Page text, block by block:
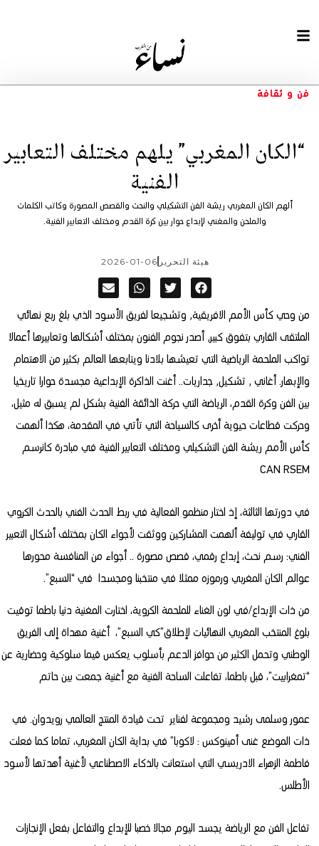
فن و ثقافة
“الكان المغربي” يلهم مختلف التعابير
الفنية
ألهم الكان المغربي ريشة الفن التشكيلي والنحت والقصص المصورة وكاتب الكلمات
والملحن والمغني لإبداع حوار بين كرة القدم ومختلف التعابير الفنية.
هيئة التحرير 2026-01-06
من وحي كأس الأمم الافريقية٬ وتشجيعا لفريق الأسود الذي بلغ ربع نهائي
الملتقى القاري بتفوق كبير٬ أصدر نجوم الفنون بمختلف أشكالها وتعابيرها أعمالا
تواكب الملحمة الرياضية التي تعيشها بلادنا ويتابعها العالم بكثير من الاهتمام
والإبهار. أغاني ٬ تشكيل٬ جداريات.. أغنت الذاكرة الإبداعية مجسدة حوارا تاريخيا
بين الفن وكرة القدم، الرياضة التي حركة الذائقة الفنية بشكل لم يسبق له مثيل،
وحركت قطاعات حيوية أخرى كالسياحة التي تأتي في المقدمة، هكذا ألهمت
كأس الأمم ريشة الفن التشكيلي ومختلف التعابير الفنية في مبادرة كانرسم
CAN RSEM
في دورتها الثالثة، إذ اختار منظمو الفعالية في ربط الحدث الفني بالحدث الكروي
القاري في توليفة ألهمت المشاركين ووثقت لأجواء الكان بمختلف أشكال التعبير
الفني: رسم نحث، إبداع رقمي، قصص مصورة .. أجواء من المنافسة محورها
عوالم الكان المغربي ورموزه ممثلا في منتخبنا ومجسدا في “السبع”.
من ذات الإبداع/في لون الغناء للملحمة الكروية، اختارت المغنية دنيا باطما توقيت
بلوغ المنتخب المغربي النهائيات لإطلاق”كي السبع”، أغنية مهداة إلى الفريق
الوطني وتحمل الكثير من حوافز الدعم بأسلوب يعكس قيما سلوكية وحضارية عن
“تمغرابيت”، قبل باطما، تفاعلت الساحة الفنية مع أغنية جمعت بين حاتم
عمور وسلمى رشيد ومجموعة لفناير تحت قيادة المنتج العالمي رويدوان. في
ذات الموضع غنى أمينوكس : لاكوبا” في بداية الكان المغربي، تماما كما فعلت
فاطمة الزهراء الادريسي التي استعانت بالذكاء الاصطناعي لأغنية أهدتها لأسود
الأطلس.
تفاعل الفن مع الرياضة يجسد اليوم مجالا خصبا للإبداع والتفاعل بفعل الإنجازات